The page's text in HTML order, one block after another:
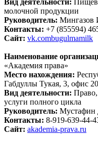
молочной продукции
Руководитель: Мингазов
Контакты: +7 (855594)
Сайт: vk.combugulmamilk
Наименование
«Академия права»
Место нахождения:
Габдуллы Тукая, 3, офис
Вид деятельности:
услуги полного цикла
Руководитель: Мустафин
Контакты: 8-919-639-44-
Сайт: akademia-prava.ru